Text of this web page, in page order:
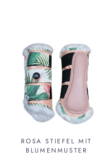
ROSA STIEFEL MIT
BLUMENMUSTER